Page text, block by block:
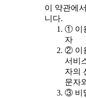
이 약관에
니다.
① 이
자
② 이
서비
자의
문자
③ 비